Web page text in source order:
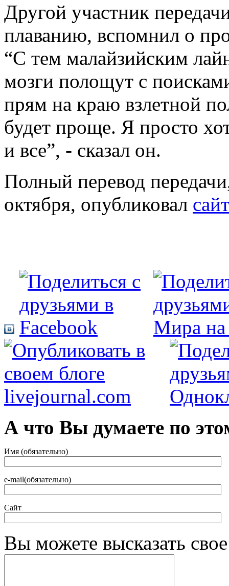
Другой участник
плаванию, вспомнил о
“С тем малайзийским
мозги полощут с
прям на краю взлетной
будет проще. Я просто
и все”, - сказал он.
Полный перевод
октября, опубликовал
А что Вы думаете по
Имя (обязательно)
e-mail(обязательно)
Сайт
Вы можете высказать